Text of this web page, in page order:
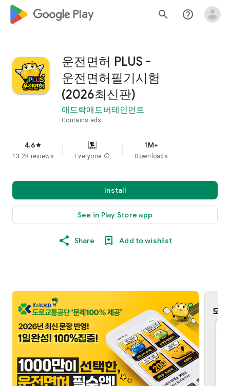
google_logo Play search help_outline
운전면허 PLUS -
운전면허필기시험
(2026최신판)
애드락애드버테인먼트
Contains ads
4.6star
13.2K reviews Everyone info
1M+
Downloads
Install
See in Play Store app
Share Add to wishlist